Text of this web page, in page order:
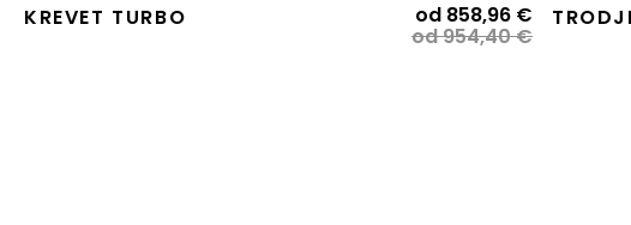
KREVET TURBO
od954,40€
Izvorna
cijena
od 858,96 €Trenutna
cijena